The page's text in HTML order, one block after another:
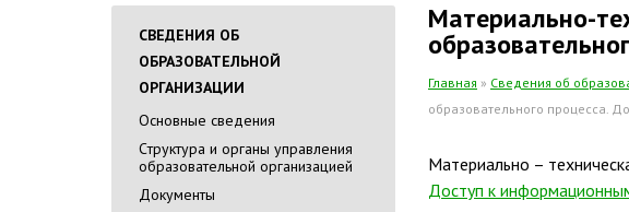
СВЕДЕНИЯ ОБ
ОБРАЗОВАТЕЛЬНОЙ
ОРГАНИЗАЦИИ
Основные сведения
Cтруктура и органы управления
образовательной организацией
Документы
Материально-
Главная » Сведения об
образовательного процесса.
Материально –
Доступ к